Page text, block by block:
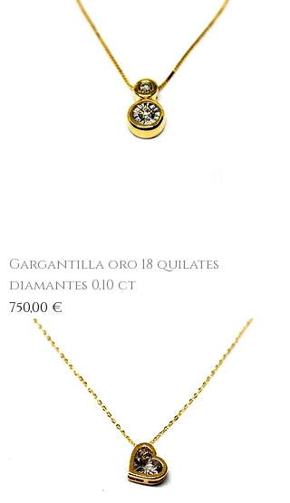
Gargantilla oro 18 quilates
diamantes 0,10 ct
Precio
750,00 €